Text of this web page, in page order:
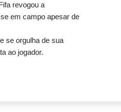
revogou a
em campo apesar de
se orgulha de sua
ao jogador.